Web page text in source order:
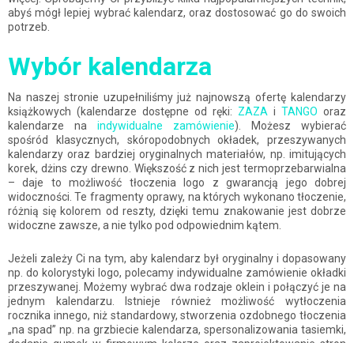
abyś mógł lepiej wybrać kalendarz, oraz dostosować go do swoich
potrzeb.
Wybór kalendarza
Na naszej stronie uzupełniliśmy już najnowszą ofertę kalendarzy
książkowych (kalendarze dostępne od ręki: ZAZA i TANGO oraz
kalendarze na indywidualne zamówienie). Możesz wybierać
spośród klasycznych, skóropodobnych okładek, przeszywanych
kalendarzy oraz bardziej oryginalnych materiałów, np. imitujących
korek, dżins czy drewno. Większość z nich jest termoprzebarwialna
– daje to możliwość tłoczenia logo z gwarancją jego dobrej
widoczności. Te fragmenty oprawy, na których wykonano tłoczenie,
różnią się kolorem od reszty, dzięki temu znakowanie jest dobrze
widoczne zawsze, a nie tylko pod odpowiednim kątem.
Jeżeli zależy Ci na tym, aby kalendarz był oryginalny i dopasowany
np. do kolorystyki logo, polecamy indywidualne zamówienie okładki
przeszywanej. Możemy wybrać dwa rodzaje oklein i połączyć je na
jednym kalendarzu. Istnieje również możliwość wytłoczenia
rocznika innego, niż standardowy, stworzenia ozdobnego tłoczenia
„na spad” np. na grzbiecie kalendarza, spersonalizowania tasiemki,